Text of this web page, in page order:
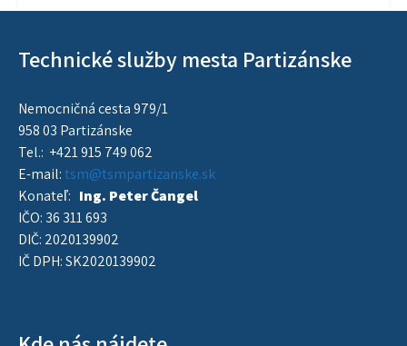
článku
Technické služby mesta Partizánske
Nemocničná cesta 979/1
958 03 Partizánske
Tel.: +421 915 749 062
E-mail:tsm@tsmpartizanske.sk
Konateľ: Ing. Peter Čangel
IČO: 36 311 693
DIČ: 2020139902
IČ DPH: SK2020139902